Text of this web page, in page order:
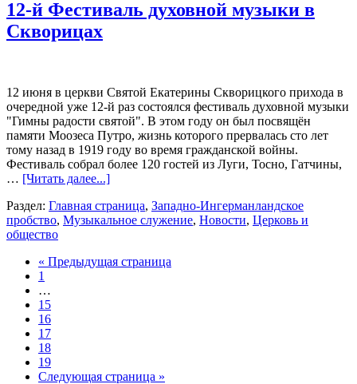
12-й Фестиваль духовной музыки в
Скворицах
12 июня в церкви Святой Екатерины Скворицкого прихода в
очередной уже 12-й раз состоялся фестиваль духовной музыки
"Гимны радости святой". В этом году он был посвящён
памяти Моозеса Путро, жизнь которого прервалась сто лет
тому назад в 1919 году во время гражданской войны.
Фестиваль собрал более 120 гостей из Луги, Тосно, Гатчины,
… [Читать далее...]
Раздел: Главная страница, Западно-Ингерманландское
пробство, Музыкальное служение, Новости, Церковь и
общество
« Предыдущая страница
1
…
15
16
17
18
19
Следующая страница »